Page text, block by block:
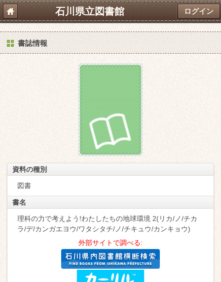
石川県立図書館 ログイン
書誌情報
資料の種別
図書
書名
理科の力で考えよう!わたしたちの地球環境 2(リカ/ノ/チカ
ラ/デ/カンガエヨウ/ワタシタチ/ノ/チキュウ/カンキョウ)
外部サイトで調べる: